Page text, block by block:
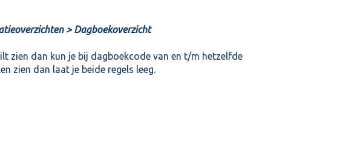
> Dagboekoverzicht
zien dan kun je bij dagboekcode van en t/m hetzelfde
zien dan laat je beide regels leeg.